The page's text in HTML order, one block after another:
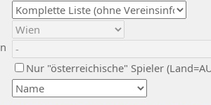
Nur "österreichische" Spieler